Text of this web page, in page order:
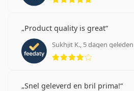
Product quality is great
Sukhjit K., 5 dagen geleden
Snel geleverd en bril prima!